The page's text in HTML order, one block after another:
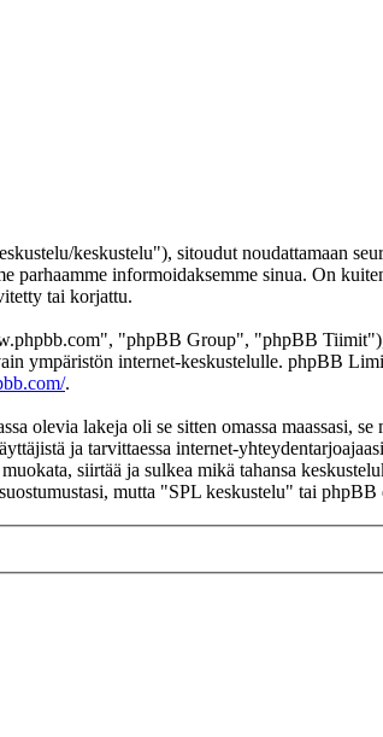
keskustelu"), sitoudut noudattamaan
informoidaksemme sinua. On
tai korjattu.
"phpBB Group", "phpBB
ympäristön internet-keskustelulle. phpBB
.
olevia lakeja oli se sitten omassa maassasi,
ja tarvittaessa internet-
siirtää ja sulkea mikä tahansa
mutta "SPL keskustelu" tai phpBB